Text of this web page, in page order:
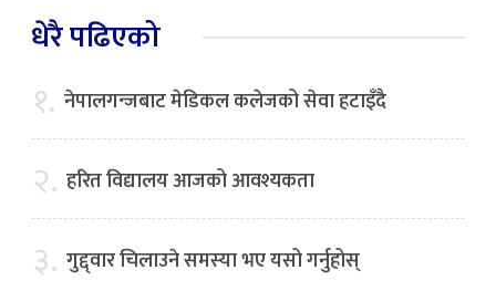
धेरै पढिएको
१. नेपालगन्जबाट मेडिकल कलेजको सेवा हटाइँदै
२. हरित विद्यालय आजको आवश्यकता
३. गुद्द्वार चिलाउने समस्या भए यसो गर्नुहोस्